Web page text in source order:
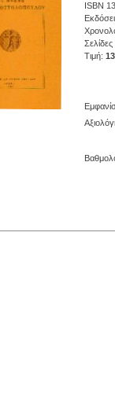
ISBN
Τιμή: